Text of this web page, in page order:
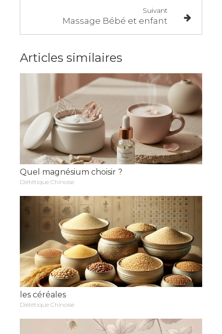
Suivant
Massage Bébé et enfant
Articles similaires
Quel magnésium choisir ?
Diététique Chinoise
les céréales
Diététique Chinoise